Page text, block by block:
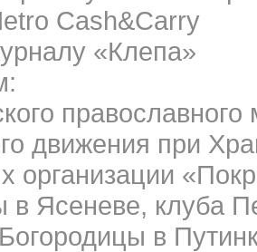
Cash&Carry
«Клепа»
движения при
организации
в Ясеневе, клуба
в